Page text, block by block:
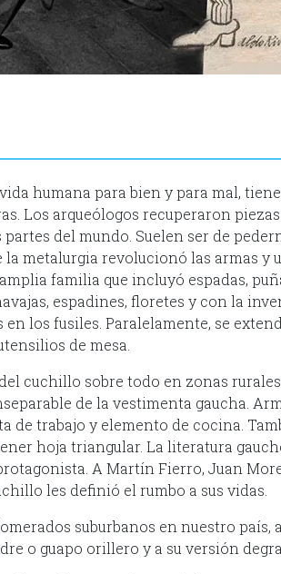
humana para bien y para mal,
Los arqueólogos recuperaron
del mundo. Suelen ser de
metalurgia revolucionó las armas y
familia que incluyó espadas,
espadines, floretes y con la
en los fusiles. Paralelamente, se
de mesa.
cuchillo sobre todo en zonas
de la vestimenta gaucha.
de trabajo y elemento de cocina.
hoja triangular. La literatura
A Martín Fierro, Juan
les definió el rumbo a sus vidas.
suburbanos en nuestro país,
o guapo orillero y a su versión